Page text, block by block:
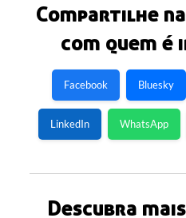
Compartilhe
com quem
Facebook Bluesky
LinkedIn WhatsApp
Descubra